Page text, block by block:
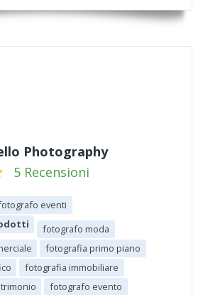
Photography
5 Recensioni
eventi
fotografo moda
fotografia primo piano
fotografia immobiliare
fotografo evento